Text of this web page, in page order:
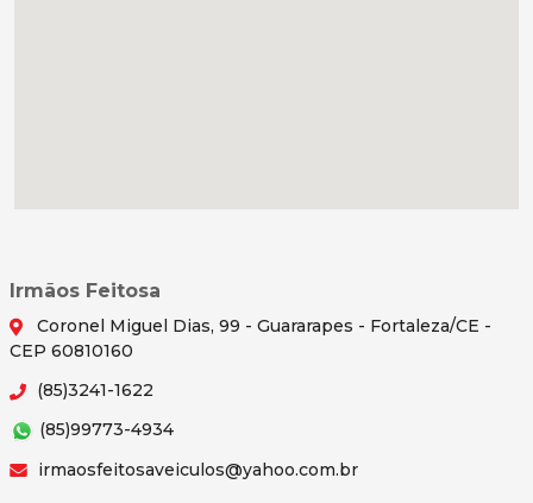
Irmãos Feitosa
Coronel Miguel Dias, 99 - Guararapes - Fortaleza/CE -
CEP 60810160
(85)3241-1622
(85)99773-4934
irmaosfeitosaveiculos@yahoo.com.br